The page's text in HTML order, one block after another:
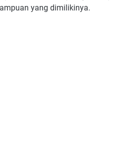
yang dimilikinya.